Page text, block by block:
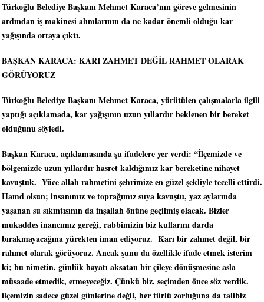
Türkoğlu Belediye Başkanı Mehmet Karaca’nın göreve gelmesinin
ardından iş makinesi alımlarının da ne kadar önemli olduğu kar
yağışında ortaya çıktı.
BAŞKAN KARACA: KARI ZAHMET DEĞİL RAHMET OLARAK
GÖRÜYORUZ
Türkoğlu Belediye Başkanı Mehmet Karaca, yürütülen çalışmalarla ilgili
yaptığı açıklamada, kar yağışının uzun yıllardır beklenen bir bereket
olduğunu söyledi.
Başkan Karaca, açıklamasında şu ifadelere yer verdi: “İlçemizde ve
bölgemizde uzun yıllardır hasret kaldığımız kar bereketine nihayet
kavuştuk. Yüce allah rahmetini şehrimize en güzel şekliyle tecelli ettirdi.
Hamd olsun; insanımız ve toprağımız suya kavuştu, yaz aylarında
yaşanan su sıkıntısının da inşallah önüne geçilmiş olacak. Bizler
mukaddes inancımız gereği, rabbimizin biz kullarını darda
bırakmayacağına yürekten iman ediyoruz. Karı bir zahmet değil, bir
rahmet olarak görüyoruz. Ancak şunu da özellikle ifade etmek isterim
ki; bu nimetin, günlük hayatı aksatan bir çileye dönüşmesine asla
müsaade etmedik, etmeyeceğiz. Çünkü biz, seçimden önce söz verdik.
ilçemizin sadece güzel günlerine değil, her türlü zorluğuna da talibiz